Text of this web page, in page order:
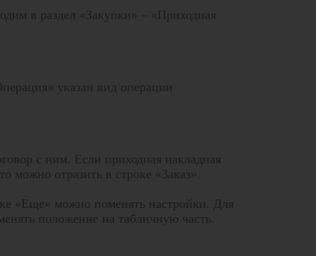
в раздел «Закупки» – «Приходная
указан вид операции
с ним. Если приходная накладная
можно отразить в строке «Заказ».
«Еще» можно поменять настройки. Для
положение на табличную часть.